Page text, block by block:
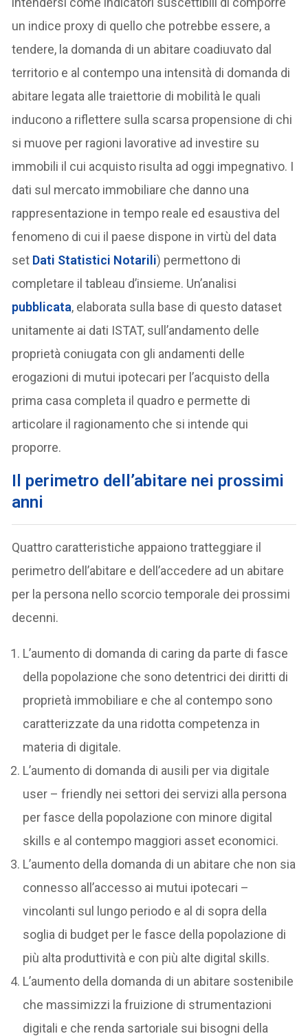
un indice proxy di quello che potrebbe essere, a
tendere, la domanda di un abitare coadiuvato dal
territorio e al contempo una intensità di domanda di
abitare legata alle traiettorie di mobilità le quali
inducono a riflettere sulla scarsa propensione di chi
si muove per ragioni lavorative ad investire su
immobili il cui acquisto risulta ad oggi impegnativo. I
dati sul mercato immobiliare che danno una
rappresentazione in tempo reale ed esaustiva del
fenomeno di cui il paese dispone in virtù del data
set Dati Statistici Notarili) permettono di
completare il tableau d’insieme. Un’analisi
pubblicata, elaborata sulla base di questo dataset
unitamente ai dati ISTAT, sull’andamento delle
proprietà coniugata con gli andamenti delle
erogazioni di mutui ipotecari per l’acquisto della
prima casa completa il quadro e permette di
articolare il ragionamento che si intende qui
proporre.
Il perimetro dell’abitare nei prossimi
anni
Quattro caratteristiche appaiono tratteggiare il
perimetro dell’abitare e dell’accedere ad un abitare
per la persona nello scorcio temporale dei prossimi
decenni.
L’aumento di domanda di caring da parte di fasce
della popolazione che sono detentrici dei diritti di
proprietà immobiliare e che al contempo sono
caratterizzate da una ridotta competenza in
materia di digitale.
L’aumento di domanda di ausili per via digitale
user – friendly nei settori dei servizi alla persona
per fasce della popolazione con minore digital
skills e al contempo maggiori asset economici.
L’aumento della domanda di un abitare che non sia
connesso all’accesso ai mutui ipotecari –
vincolanti sul lungo periodo e al di sopra della
soglia di budget per le fasce della popolazione di
più alta produttività e con più alte digital skills.
L’aumento della domanda di un abitare sostenibile
che massimizzi la fruizione di strumentazioni
digitali e che renda sartoriale sui bisogni della